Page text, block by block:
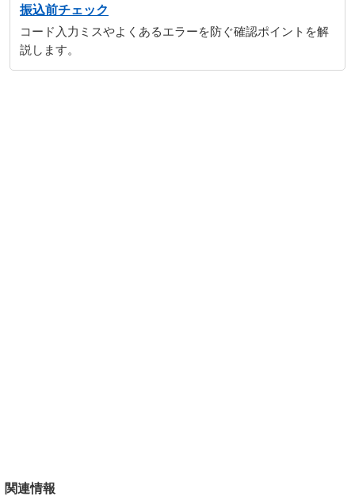
振込前チェック
コード入力ミスやよくあるエラーを防ぐ確認ポイントを解
説します。
関連情報